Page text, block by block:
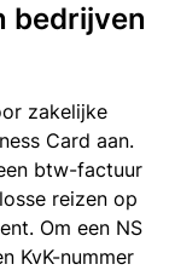
bedrijven
zakelijke
Card aan.
btw-factuur
reizen op
Om een NS
KvK-nummer